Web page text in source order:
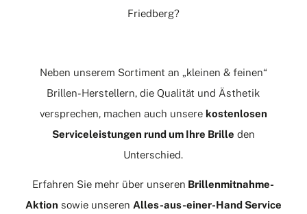
Friedberg?
Neben unserem Sortiment an „kleinen & feinen“
Brillen-Herstellern, die Qualität und Ästhetik
versprechen, machen auch unsere kostenlosen
Serviceleistungen rund um Ihre Brille den
Unterschied.
Erfahren Sie mehr über unseren Brillenmitnahme-
Aktion sowie unseren Alles-aus-einer-Hand Service